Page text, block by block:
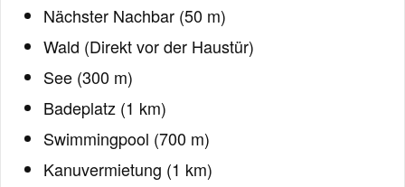
Nächster Nachbar (50 m)
Wald (Direkt vor der Haustür)
See (300 m)
Badeplatz (1 km)
Swimmingpool (700 m)
Kanuvermietung (1 km)